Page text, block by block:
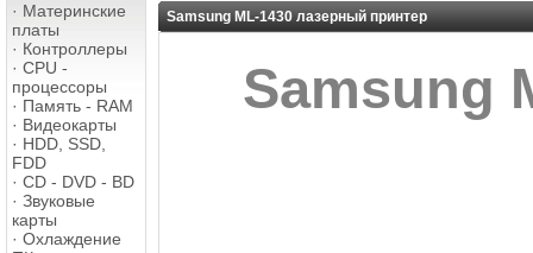
· Материнские
платы
· Контроллеры
· CPU -
процессоры
· Память - RAM
· Видеокарты
· HDD, SSD,
FDD
· CD - DVD - BD
· Звуковые
карты
· Охлаждение
Samsung ML-1430 лазерный принтер
Samsung